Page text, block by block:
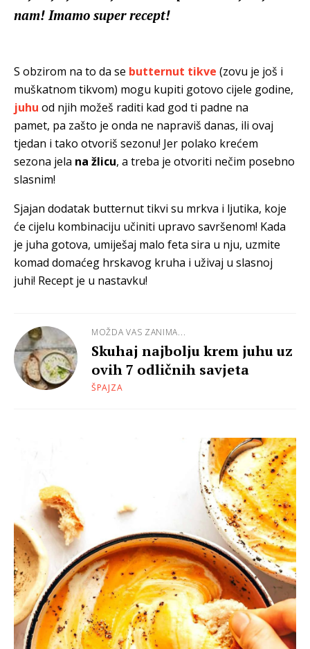
nam! Imamo super recept!
S obzirom na to da se butternut tikve (zovu je još i
muškatnom tikvom) mogu kupiti gotovo cijele godine,
juhu od njih možeš raditi kad god ti padne na
pamet, pa zašto je onda ne napraviš danas, ili ovaj
tjedan i tako otvoriš sezonu! Jer polako krećem
sezona jela na žlicu, a treba je otvoriti nečim posebno
slasnim!
Sjajan dodatak butternut tikvi su mrkva i ljutika, koje
će cijelu kombinaciju učiniti upravo savršenom! Kada
je juha gotova, umiješaj malo feta sira u nju, uzmite
komad domaćeg hrskavog kruha i uživaj u slasnoj
juhi! Recept je u nastavku!
MOŽDA VAS ZANIMA...
Skuhaj najbolju krem juhu uz
ovih 7 odličnih savjeta
ŠPAJZA